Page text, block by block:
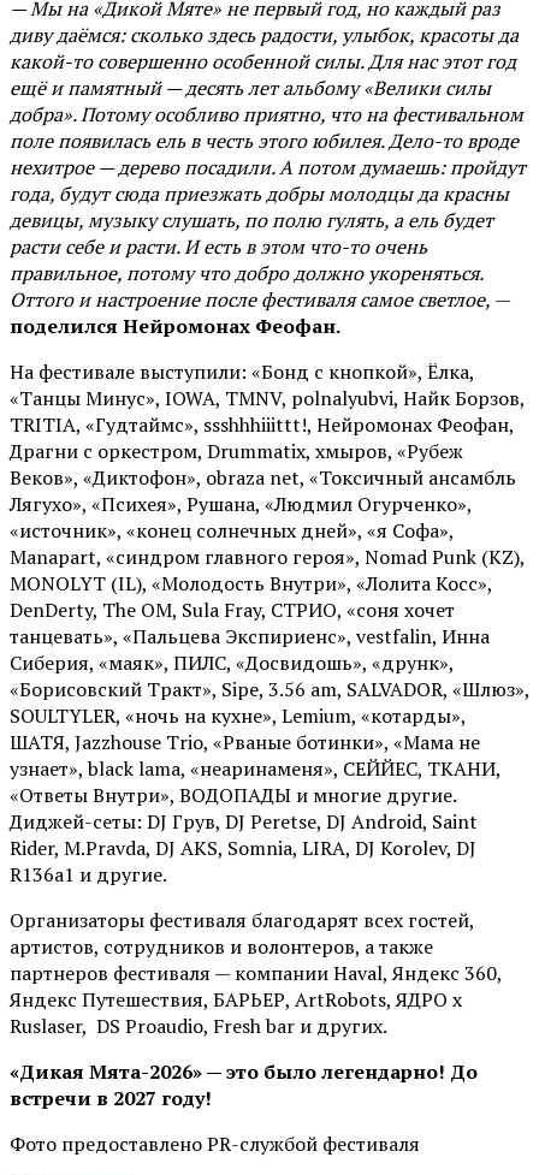
— Мы на «Дикой Мяте» не первый год, но каждый раз
диву даёмся: сколько здесь радости, улыбок, красоты да
какой-то совершенно особенной силы. Для нас этот год
ещё и памятный — десять лет альбому «Велики силы
добра». Потому особливо приятно, что на фестивальном
поле появилась ель в честь этого юбилея. Дело-то вроде
нехитрое — дерево посадили. А потом думаешь: пройдут
года, будут сюда приезжать добры молодцы да красны
девицы, музыку слушать, по полю гулять, а ель будет
расти себе и расти. И есть в этом что-то очень
правильное, потому что добро должно укореняться.
Оттого и настроение после фестиваля самое светлое, —
поделился Нейромонах Феофан.
На фестивале выступили: «Бонд с кнопкой», Ёлка,
«Танцы Минус», IOWA, TMNV, polnalyubvi, Найк Борзов,
TRITIA, «Гудтаймс», ssshhhiiittt!, Нейромонах Феофан,
Драгни с оркестром, Drummatix, хмыров, «Рубеж
Веков», «Диктофон», obraza net, «Токсичный ансамбль
Лягухо», «Психея», Рушана, «Людмил Огурченко»,
«источник», «конец солнечных дней», «я Софа»,
Manapart, «синдром главного героя», Nomad Punk (KZ),
MONOLYT (IL), «Молодость Внутри», «Лолита Косс»,
DenDerty, The OM, Sula Fray, СТРИО, «соня хочет
танцевать», «Пальцева Экспириенс», vestfalin, Инна
Сиберия, «маяк», ПИЛС, «Досвидошь», «друнк»,
«Борисовский Тракт», Sipe, 3.56 am, SALVADOR, «Шлюз»,
SOULTYLER, «ночь на кухне», Lemium, «котарды»,
ШАТЯ, Jazzhouse Trio, «Рваные ботинки», «Мама не
узнает», black lama, «неаринаменя», СЕЙЙЕС, ТКАНИ,
«Ответы Внутри», ВОДОПАДЫ и многие другие.
Диджей-сеты: DJ Грув, DJ Peretse, DJ Android, Saint
Rider, М.Pravda, DJ AKS, Somnia, LIRA, DJ Korolev, DJ
R136a1 и другие.
Организаторы фестиваля благодарят всех гостей,
артистов, сотрудников и волонтеров, а также
партнеров фестиваля — компании Haval, Яндекс 360,
Яндекс Путешествия, БАРЬЕР, ArtRobots, ЯДРО х
Ruslaser, DS Proaudio, Fresh bar и других.
«Дикая Мята-2026» — это было легендарно! До
встречи в 2027 году!
Фото предоставлено PR-службой фестиваля